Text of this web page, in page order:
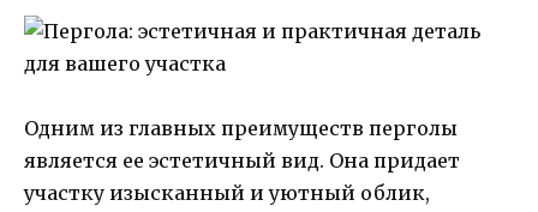
Одним из главных преимуществ перголы
является ее эстетичный вид. Она придает
участку изысканный и уютный облик,